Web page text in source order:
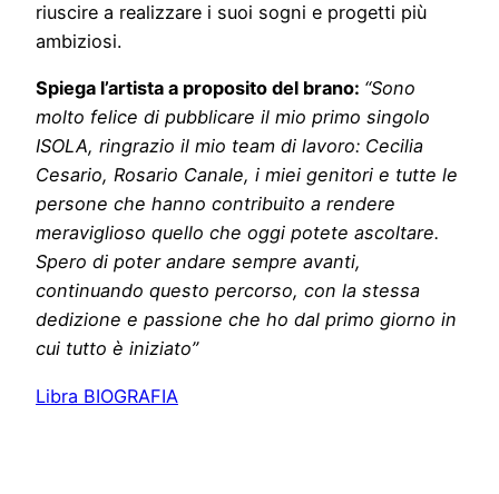
riuscire a realizzare i suoi sogni e progetti più
ambiziosi.
Spiega l’artista a proposito del brano: “Sono
molto felice di pubblicare il mio primo singolo
ISOLA, ringrazio il mio team di lavoro: Cecilia
Cesario, Rosario Canale, i miei genitori e tutte le
persone che hanno contribuito a rendere
meraviglioso quello che oggi potete ascoltare.
Spero di poter andare sempre avanti,
continuando questo percorso, con la stessa
dedizione e passione che ho dal primo giorno in
cui tutto è iniziato”
Libra BIOGRAFIA